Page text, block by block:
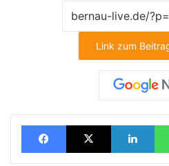
Link zum
FacebookX